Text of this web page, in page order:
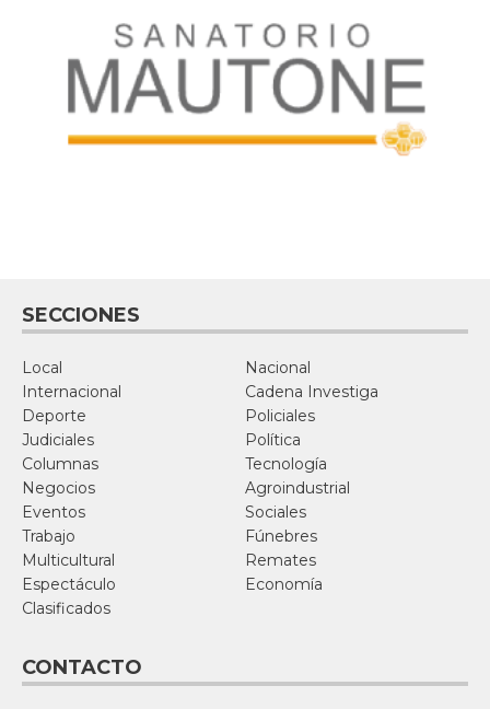
SECCIONES
Local
Nacional
Internacional
Cadena Investiga
Deporte
Policiales
Judiciales
Política
Columnas
Tecnología
Negocios
Agroindustrial
Eventos
Sociales
Trabajo
Fúnebres
Multicultural
Remates
Espectáculo
Economía
Clasificados
CONTACTO